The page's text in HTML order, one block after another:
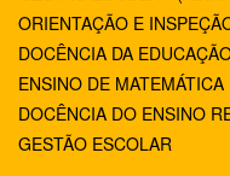
ORIENTAÇÃO E
DOCÊNCIA DA
ENSINO DE MATEMÁTICA
DOCÊNCIA DO ENSINO
GESTÃO ESCOLAR